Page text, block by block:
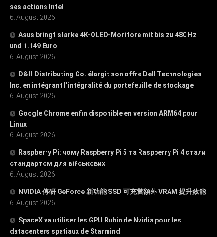
ses actions Intel
6. August 2026
Asus bringt starke 4K-OLED-Monitore mit bis zu 480 Hz
und 1.149 Euro
6. August 2026
D&H Distributing Co. élargit son offre Dell Technologies
Inc. en intégrant l’intégralité du portefeuille de stockage
6. August 2026
Google Chrome enfin disponible en version ARM64 pour
Linux
6. August 2026
Raspberry Pi: чому Raspberry Pi 5 та Raspberry Pi 4 стали
стандартом для військових
6. August 2026
NVIDIA 傳研 GeForce 新功能 SSD 可充當額外 VRAM 提升效能
6. August 2026
SpaceX va utiliser les GPU Rubin de Nvidia pour les
datacenters spatiaux de Starmind